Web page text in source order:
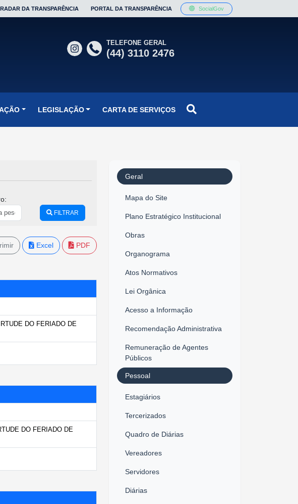
SocialGov
RADAR DA TRANSPARÊNCIA PORTAL DA TRANSPARÊNCIA
TELEFONE GERAL
(44) 3110 2476
LEGISLAÇÃO CARTA DE SERVIÇOS
FILTRAR
Excel PDF
DO FERIADO DE
DO FERIADO DE
Geral
Mapa do Site
Plano Estratégico Institucional
Obras
Organograma
Atos Normativos
Lei Orgânica
Acesso a Informação
Recomendação Administrativa
Remuneração de Agentes
Públicos
Pessoal
Estagiários
Tercerizados
Quadro de Diárias
Vereadores
Servidores
Diárias